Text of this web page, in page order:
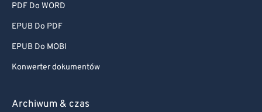
PDF Do WORD
EPUB Do PDF
EPUB Do MOBI
Konwerter dokumentów
Archiwum & czas